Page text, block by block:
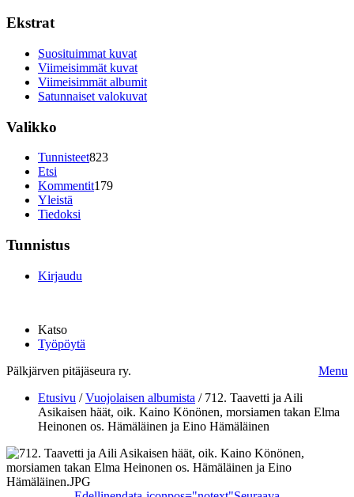
Ekstrat
Suosituimmat kuvat
Viimeisimmät kuvat
Viimeisimmät albumit
Satunnaiset valokuvat
Valikko
Tunnisteet823
Etsi
Kommentit179
Yleistä
Tiedoksi
Tunnistus
Kirjaudu
Katso
Työpöytä
Pälkjärven pitäjäseura ry.
Menu
Etusivu /Vuojolaisen albumista / 712. Taavetti ja Aili
Asikaisen häät, oik. Kaino Könönen, morsiamen takan Elma
Heinonen os. Hämäläinen ja Eino Hämäläinen